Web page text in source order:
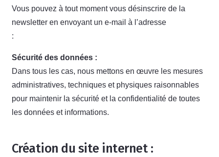
Vous pouvez à tout moment vous désinscrire de la
newsletter en envoyant un e-mail à l’adresse
:
Sécurité des données :
Dans tous les cas, nous mettons en œuvre les mesures
administratives, techniques et physiques raisonnables
pour maintenir la sécurité et la confidentialité de toutes
les données et informations.
Création du site internet :